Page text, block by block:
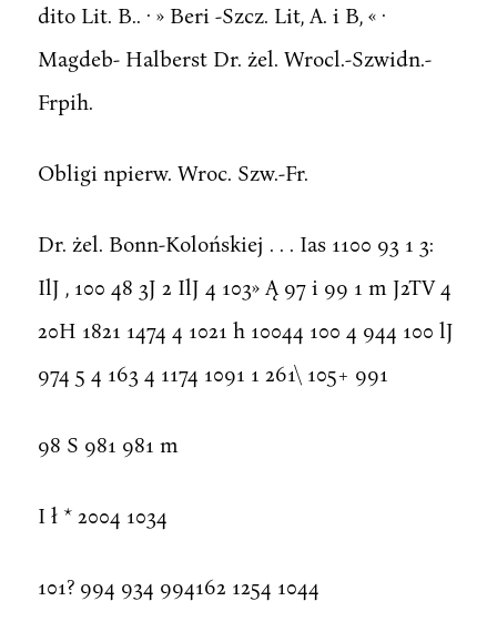
dito Lit. B.. · » Beri -Szcz. Lit, A. i B, « ·
Magdeb- Halberst Dr. żel. Wrocl.-Szwidn.-
Frpih.
Obligi npierw. Wroc. Szw.-Fr.
Dr. żel. Bonn-Kolońskiej . . . Ias 1100 93 1 3:
IlJ , 100 48 3J 2 IlJ 4 103» Ą 97 i 99 1 m J2TV 4
20H 1821 1474 4 1021 h 10044 100 4 944 100 lJ
974 5 4 163 4 1174 1091 1 261\ 105+ 991
98 S 981 981 m
I ł * 2004 1034
101? 994 934 994162 1254 1044